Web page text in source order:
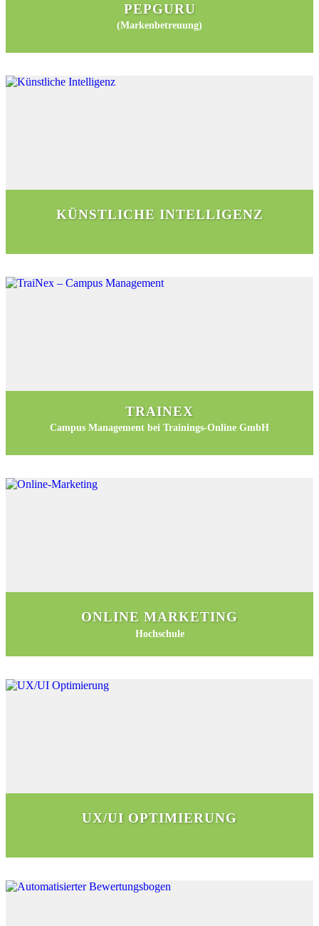
PEPGURU
(Markenbetreuung)
KÜNSTLICHE INTELLIGENZ
TRAINEX
Campus Management bei Trainings-Online GmbH
ONLINE MARKETING
Hochschule
UX/UI OPTIMIERUNG